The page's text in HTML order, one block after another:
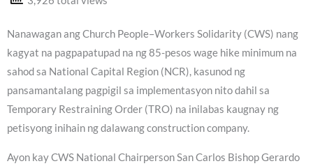
Nanawagan ang Church People–Workers Solidarity (CWS) nang
kagyat na pagpapatupad na ng 85-pesos wage hike minimum na
sahod sa National Capital Region (NCR), kasunod ng
pansamantalang pagpigil sa implementasyon nito dahil sa
Temporary Restraining Order (TRO) na inilabas kaugnay ng
petisyong inihain ng dalawang construction company.
Ayon kay CWS National Chairperson San Carlos Bishop Gerardo